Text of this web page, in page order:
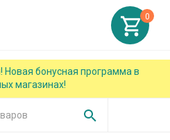
бонусная программа в
магазинах!
0